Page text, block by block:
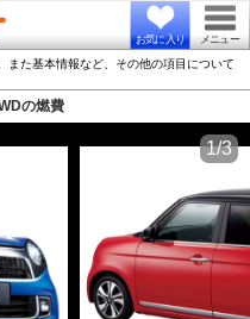
お気に入り メニュー
また基本情報など、その他の項目について
の燃費
1/3